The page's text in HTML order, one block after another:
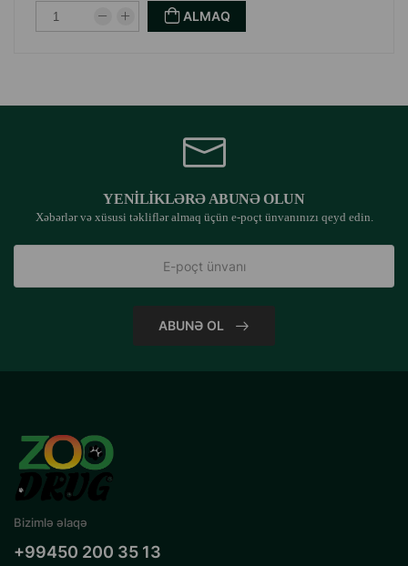
ALMAQ
YENILIKLƏRƏ ABUNƏ OLUN
Xəbərlər və xüsusi təkliflər almaq üçün e-poçt ünvanınızı qeyd edin.
ABUNƏ OL
Bizimlə əlaqə
+99450 200 35 13